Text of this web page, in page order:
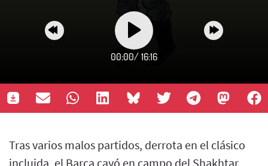
00:00/ 16:16
Tras varios malos partidos, derrota en el clásico
incluida, el Barça cayó en campo del Shakhtar